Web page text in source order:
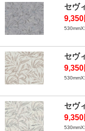
セヴ
9,350
セヴ
9,350
セヴ
9,350